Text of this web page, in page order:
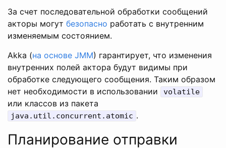
За счет последовательной обработки сообщений
акторы могут безопасно работать с внутренним
изменяемым состоянием.
Akka (на основе JMM) гарантирует, что изменения
внутренних полей актора будут видимы при
обработке следующего сообщения. Таким образом
нет необходимости в использовании
volatile
или классов из пакета
java.util.concurrent.atomic .
Планирование отправки